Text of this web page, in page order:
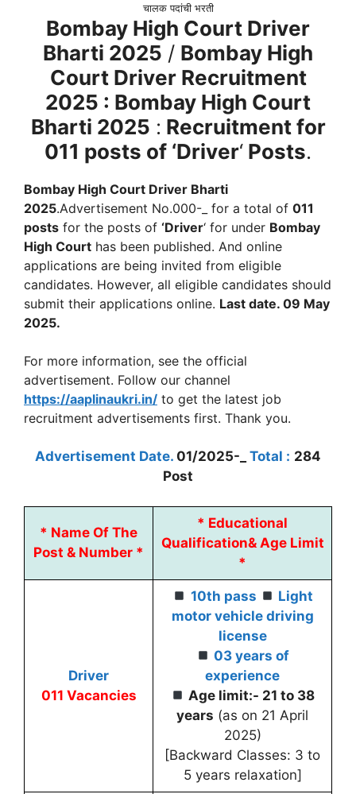
चालक पदांची भरती
Bombay High Court Driver
Bharti 2025 / Bombay High
Court DriverRecruitment
2025 : Bombay High Court
Bharti 2025 : Recruitment for
011 posts of ‘Driver‘ Posts.
Bombay High Court Driver Bharti
2025.Advertisement No.000-_ for a total of 011
posts for the posts of ‘Driver‘ for under Bombay
High Court has been published. And online
applications are being invited from eligible
candidates. However, all eligible candidates should
submit their applications online. Last date. 09 May
2025.
For more information, see the official
advertisement. Follow our channel
https://aaplinaukri.in/ to get the latest job
recruitment advertisements first. Thank you.
Advertisement Date. 01/2025-_ Total : 284
Post
* Name Of The
Post & Number *
* Educational
Qualification& Age Limit
*
Driver
011 Vacancies
10th pass
Light
motor vehicle driving
license
03 years of
experience
Age limit:- 21 to 38
years (as on 21 April
2025)
[Backward Classes: 3 to
5 years relaxation]